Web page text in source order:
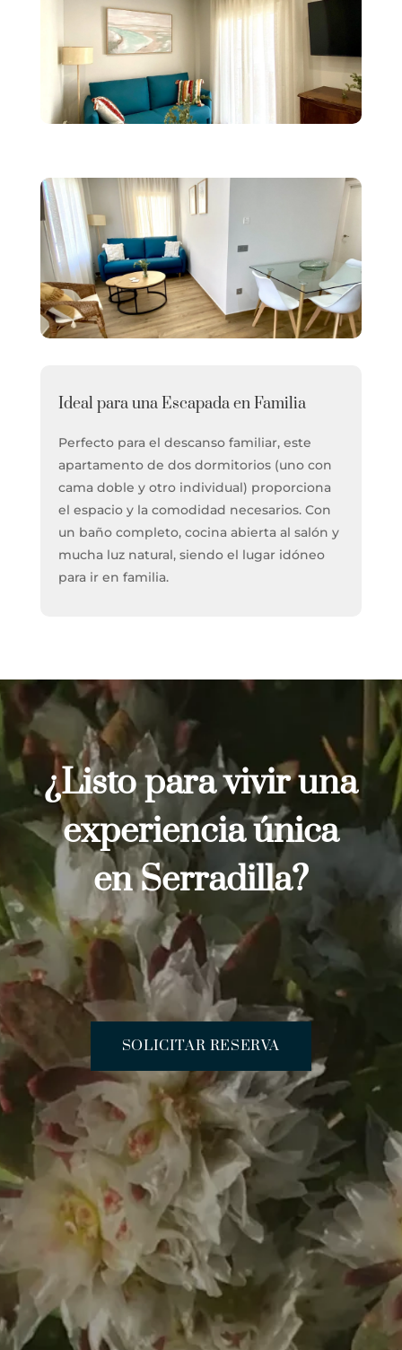
Ideal para una Escapada en Familia
Perfecto para el descanso familiar, este
apartamento de dos dormitorios (uno con
cama doble y otro individual) proporciona
el espacio y la comodidad necesarios. Con
un baño completo, cocina abierta al salón y
mucha luz natural, siendo el lugar idóneo
para ir en familia.
¿Listo para vivir una
experiencia única
en Serradilla?
SOLICITAR RESERVA